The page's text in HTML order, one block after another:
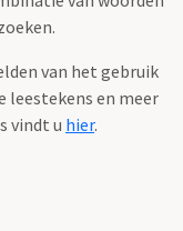
van het gebruik
leestekens en meer
vindt u hier.